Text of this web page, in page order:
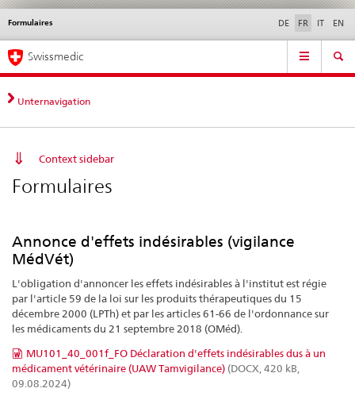
Navigation
directe:
actualités,
bases
contact
Actualités & Mises à
normes
Contact | Support &
aide
Formulaires DE FR IT EN
Service
Navigation
Swissmedic
Unternavigation
Context sidebar
Formulaires
Annonce d'effets indésirables (vigilance
MédVét)
L'obligation d'annoncer les effets indésirables à l'institut est régie
par l'article 59 de la loi sur les produits thérapeutiques du 15
décembre 2000 (LPTh) et par les articles 61-66 de l'ordonnance sur
les médicaments du 21 septembre 2018 (OMéd).
MU101_40_001f_FO Déclaration d'effets indésirables dus à un
médicament vétérinaire (UAW Tamvigilance) (DOCX, 420 kB,
09.08.2024)